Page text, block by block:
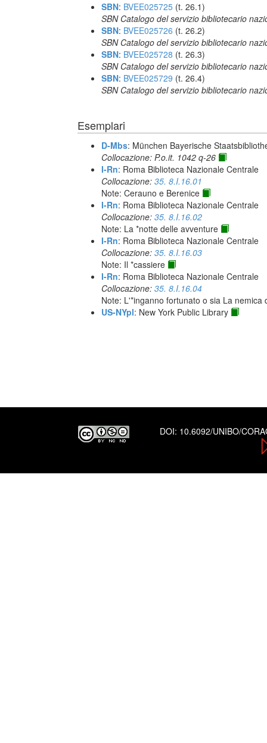
SBN: BVEE025725 (t. 26.1)
SBN Catalogo del servizio bibliotecario
SBN: BVEE025726 (t. 26.2)
SBN Catalogo del servizio bibliotecario
SBN: BVEE025728 (t. 26.3)
SBN Catalogo del servizio bibliotecario
SBN: BVEE025729 (t. 26.4)
SBN Catalogo del servizio bibliotecario
Esemplari
D-Mbs: München Bayerische
Collocazione: P.o.it. 1042 q-26
I-Rn: Roma Biblioteca Nazionale Centrale
Collocazione: 35. 8.I.16.01
Note: Cerauno e Berenice
I-Rn: Roma Biblioteca Nazionale Centrale
Collocazione: 35. 8.I.16.02
Note: La *notte delle avventure
I-Rn: Roma Biblioteca Nazionale Centrale
Collocazione: 35. 8.I.16.03
Note: Il *cassiere
I-Rn: Roma Biblioteca Nazionale Centrale
Collocazione: 35. 8.I.16.04
Note: L'*inganno fortunato o sia La
US-NYpl: New York Public Library
DOI: 10.6092/UNIBO/